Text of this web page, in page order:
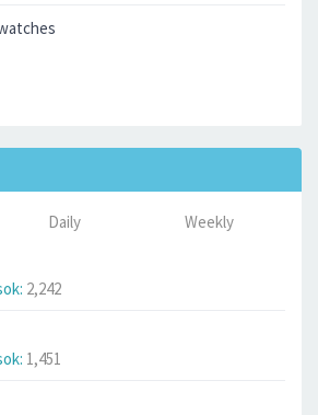
Daily Weekly
2,242
1,451